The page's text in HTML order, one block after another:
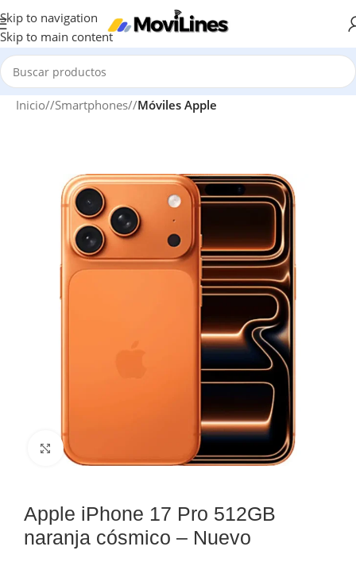
Skip to navigation
Skip to main content
Inicio/ Smartphones/ Móviles Apple
Clic para ampliar
Apple iPhone 17 Pro 512GB
naranja cósmico – Nuevo